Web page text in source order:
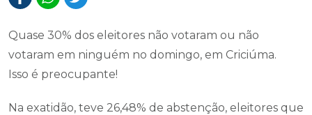
Quase 30% dos eleitores não votaram ou não
votaram em ninguém no domingo, em Criciúma.
Isso é preocupante!
Na exatidão, teve 26,48% de abstenção, eleitores que